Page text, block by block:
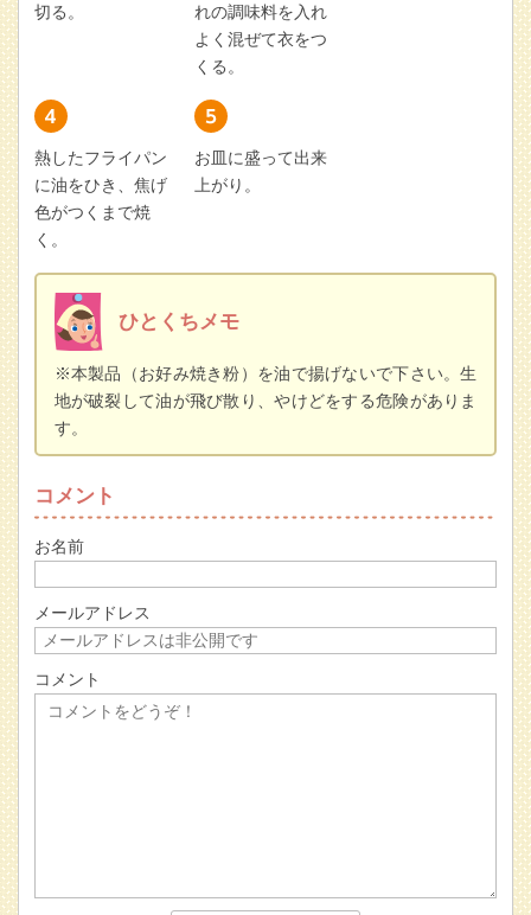
切る。
れの調味料を入れ
よく混ぜて衣をつ
くる。
熱したフライパン
に油をひき、焦げ
色がつくまで焼
く。
お皿に盛って出来
上がり。
ひとくちメモ
※本製品（お好み焼き粉）を油で揚げないで下さい。生
地が破裂して油が飛び散り、やけどをする危険がありま
す。
コメント
お名前
メールアドレス
コメント